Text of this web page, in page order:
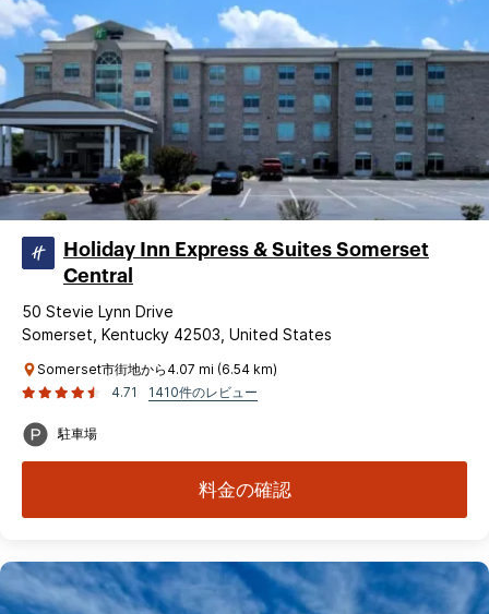
Holiday Inn Express & Suites Somerset
Central
50 Stevie Lynn Drive
Somerset, Kentucky 42503, United States
Somerset市街地から4.07 mi (6.54 km)
4.71
1410件のレビュー
駐車場
料金の確認